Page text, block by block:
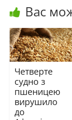
Вас
Четверте
судно з
пшеницею
вирушило
до